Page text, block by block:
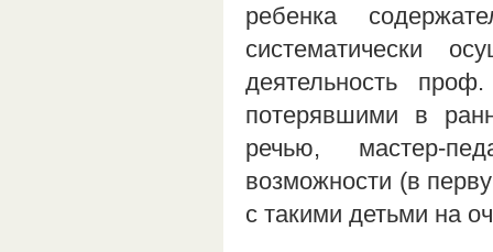
ребенка
систематически
деятельность
потерявшими в
речью, мастер-
возможности (в
с такими детьми на